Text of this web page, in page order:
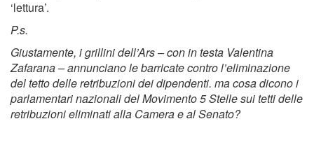
‘lettura’.
P.s.
Giustamente, i grillini dell’Ars – con in testa Valentina
Zafarana – annunciano le barricate contro l’eliminazione
del tetto delle retribuzioni dei dipendenti. ma cosa dicono i
parlamentari nazionali del Movimento 5 Stelle sui tetti delle
retribuzioni eliminati alla Camera e al Senato?